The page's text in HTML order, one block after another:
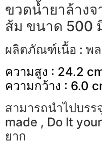
ขวดน้ำยาล้างจ
ส้ม ขนาด 500
ผลิตภัณฑ์เนื้อ : พล
ความสูง : 24.2
ความกว้าง : 6.0
สามารถนำไปบร
made , Do It
ยาก